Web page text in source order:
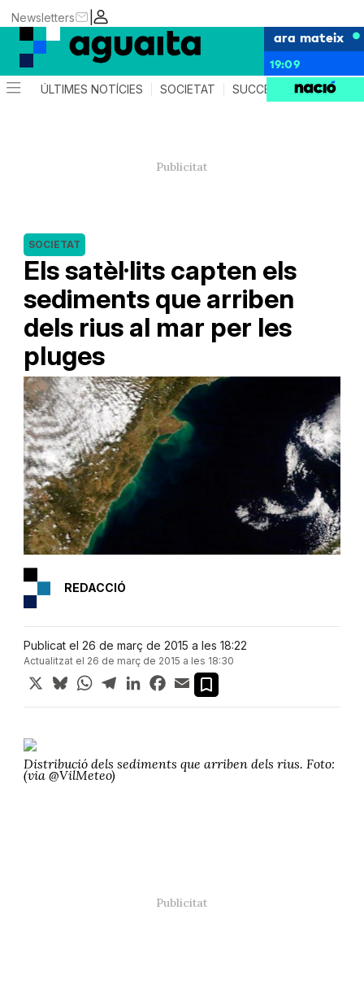
|
Newsletters
ara mateix
19:09
ÚLTIMES NOTÍCIES SOCIETAT SUCCESSOS AGENDA
Els satèl·lits capten els
sediments que arriben
dels rius al mar per les
pluges
SOCIETAT
REDACCIÓ
Publicat el 26 de març de 2015 a les 18:22
Actualitzat el 26 de març de 2015 a les 18:30
X BlueskyWhatsApp
TelegramLinkedInFacebook
Email
Distribució dels sediments que arriben dels rius. Foto:
(via @VilMeteo)